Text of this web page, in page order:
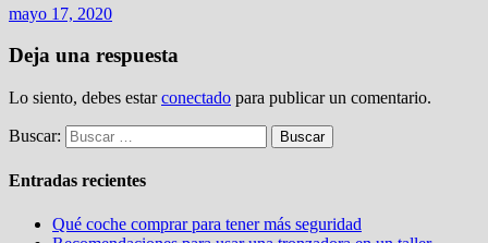
mayo 17, 2020
Deja una respuesta
Lo siento, debes estarconectado para publicar un comentario.
Buscar:
Entradas recientes
Qué coche comprar para tener más seguridad